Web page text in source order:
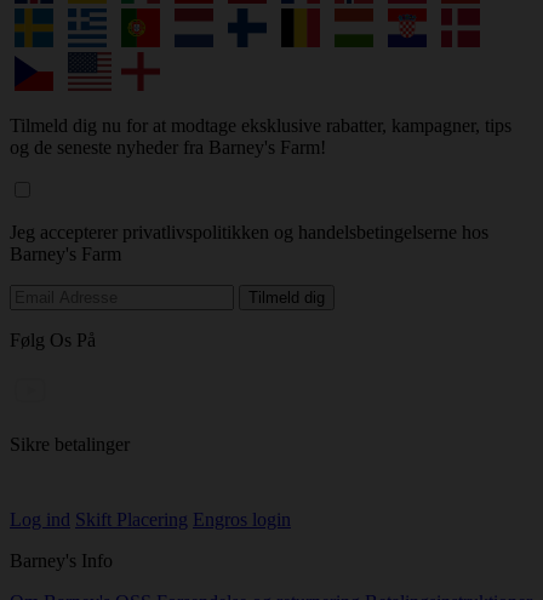
Tilmeld dig nu for at modtage eksklusive rabatter, kampagner, tips
og de seneste nyheder fra Barney's Farm!
Jeg accepterer privatlivspolitikken og handelsbetingelserne hos
Barney's Farm
Følg Os På
Sikre betalinger
Log ind Skift Placering Engros login
Barney's Info